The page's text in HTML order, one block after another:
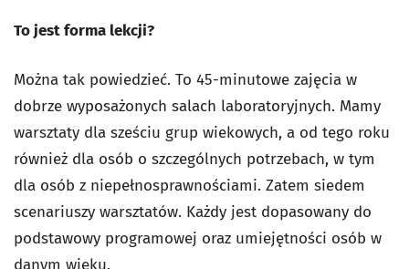
To jest forma lekcji?
Można tak powiedzieć. To 45-minutowe zajęcia w
dobrze wyposażonych salach laboratoryjnych. Mamy
warsztaty dla sześciu grup wiekowych, a od tego roku
również dla osób o szczególnych potrzebach, w tym
dla osób z niepełnosprawnościami. Zatem siedem
scenariuszy warsztatów. Każdy jest dopasowany do
podstawowy programowej oraz umiejętności osób w